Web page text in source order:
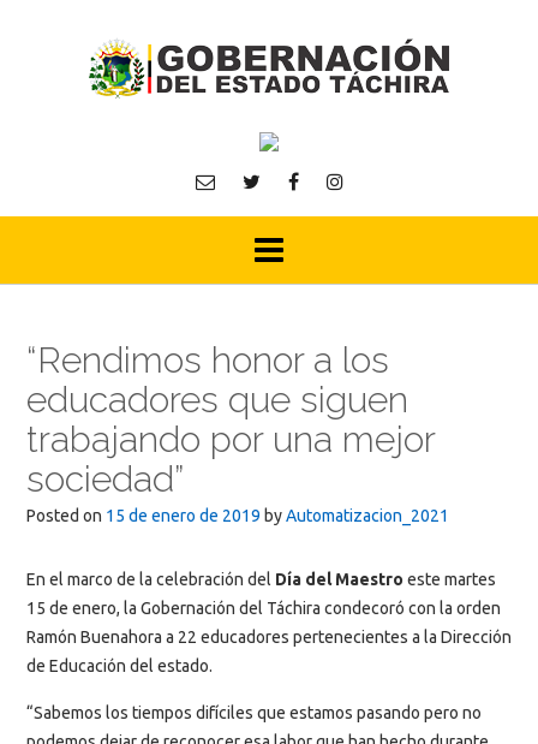
“Rendimos honor a los
educadores que siguen
trabajando por una mejor
sociedad”
Posted on 15 de enero de 2019 byAutomatizacion_2021
En el marco de la celebración del Día del Maestro este martes
15 de enero, la Gobernación del Táchira condecoró con la orden
Ramón Buenahora a 22 educadores pertenecientes a la Dirección
de Educación del estado.
“Sabemos los tiempos difíciles que estamos pasando pero no